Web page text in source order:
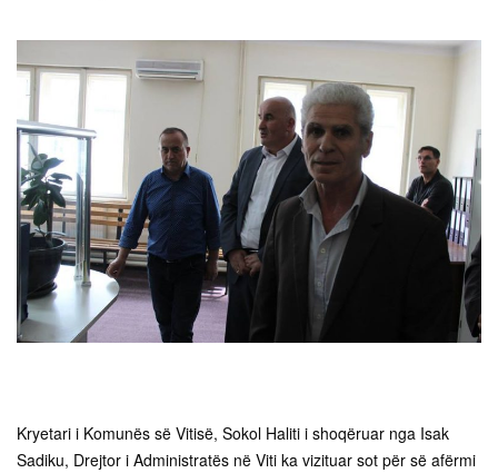
Kryetari i Komunës së Vitisë, Sokol Haliti i shoqëruar nga Isak
Sadiku, Drejtor i Administratës në Viti ka vizituar sot për së afërmi